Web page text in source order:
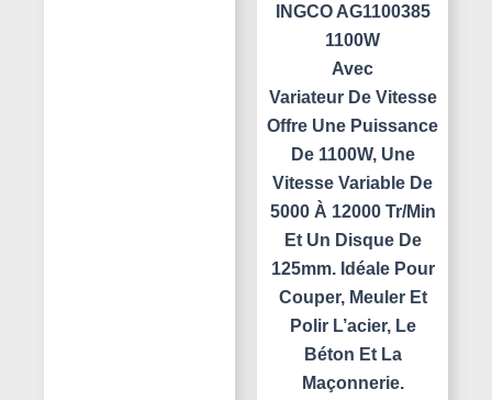
INGCO AG1100385
1100W
Avec
Variateur De Vitesse
Offre Une Puissance
De 1100W, Une
Vitesse Variable De
5000 À 12000 Tr/min
Et Un Disque De
125mm. Idéale Pour
Couper, Meuler Et
Polir L’acier, Le
Béton Et La
Maçonnerie.